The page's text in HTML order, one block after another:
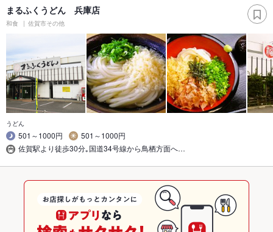
まるふくうどん 兵庫店
和食 佐賀市その他
うどん
501～1000円
501～1000円
佐賀駅より徒歩30分｡国道34号線から鳥栖方面へ…